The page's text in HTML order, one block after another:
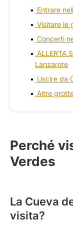
Entrare
Visitare le
Concerti
ALLERTA
Lanzarote
Uscire da
Altre
Perché
Verdes
La Cueva
visita?